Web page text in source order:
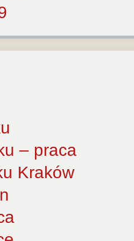
– praca
Kraków